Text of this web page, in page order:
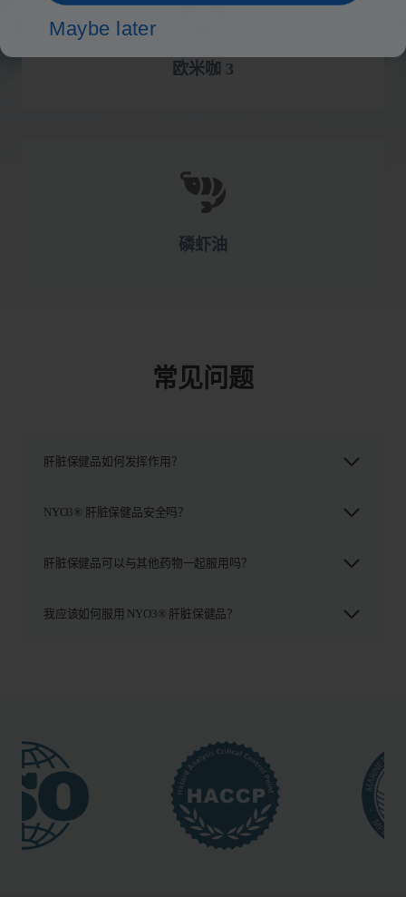
欧米咖 3
磷虾油
常见问题
肝脏保健品如何发挥作用？
NYO3® 肝脏保健品安全吗？
肝脏保健品可以与其他药物一起服用吗？
我应该如何服用 NYO3® 肝脏保健品？
Maybe later